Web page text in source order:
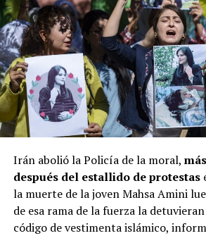
Irán abolió la Policía de la moral,
después del estallido de protestas
la muerte de la joven Mahsa Amini
de esa rama de la fuerza la
código de vestimenta islámico,